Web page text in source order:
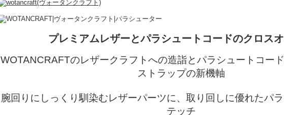
プレミアムレザーとパラシュートコードのクロス
WOTANCRAFTのレザークラフトへの造詣とパラシュートコー
ストラップの新機軸
腕回りにしっくり馴染むレザーパーツに、取り回しに優れたパ
テッチ